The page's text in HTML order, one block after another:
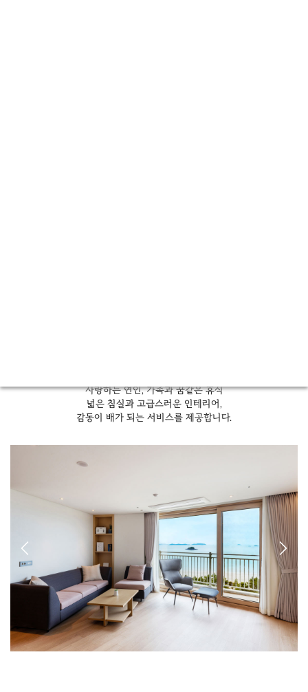
사랑하는 연인, 가족과 꿈같은 휴식
넓은 침실과 고급스러운 인테리어,
감동이 배가 되는 서비스를 제공합니다.
Previous Next